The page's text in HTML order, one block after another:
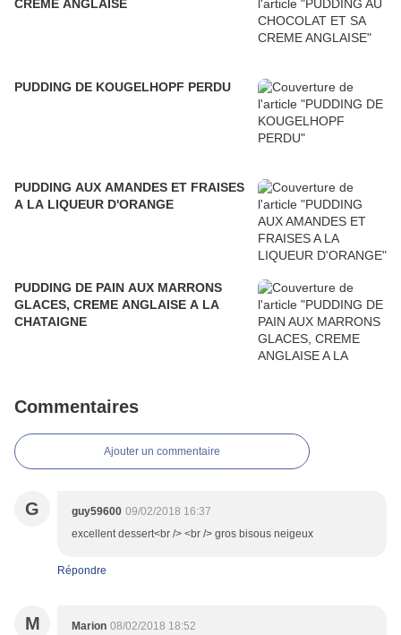
CREME ANGLAISE
PUDDING DE KOUGELHOPF PERDU
PUDDING AUX AMANDES ET FRAISES
A LA LIQUEUR D'ORANGE
PUDDING DE PAIN AUX MARRONS
GLACES, CREME ANGLAISE A LA
CHATAIGNE
Commentaires
Ajouter un commentaire
G guy59600 09/02/2018 16:37
excellent dessert<br /> <br /> gros bisous neigeux
Répondre
M Marion 08/02/2018 18:52